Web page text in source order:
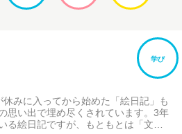
学び
みに入ってから始めた「絵日記」も
思い出で埋め尽くされています。3年
る絵日記ですが、もともとは「文…